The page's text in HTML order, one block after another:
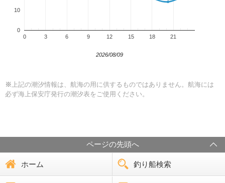
0 3 6 9 12 15 18 21
0
10
2026/08/09
※ 上記の潮汐情報は、航海の用に供するものではありません。航海には
必ず海上保安庁発行の潮汐表をご使用ください。
ページの先頭へ
ホーム 釣り船検索